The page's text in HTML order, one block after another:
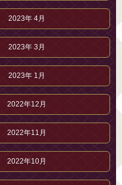
2023年 4月
2023年 3月
2023年 1月
2022年12月
2022年11月
2022年10月